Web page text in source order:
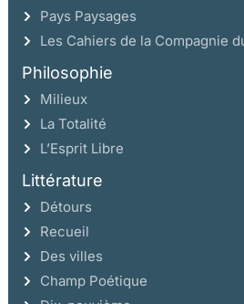
Pays Paysages
Les Cahiers de la Compagnie
Philosophie
Milieux
La Totalité
L’Esprit Libre
Littérature
Détours
Recueil
Des villes
Champ Poétique